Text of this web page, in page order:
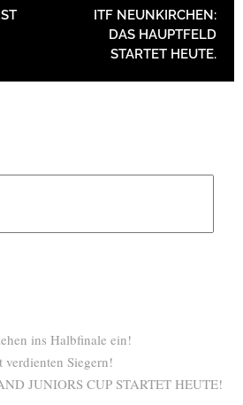
ITF NEUNKIRCHEN:
DAS HAUPTFELD
STARTET HEUTE.
ins Halbfinale ein!
verdienten Siegern!
JUNIORS CUP STARTET HEUTE!